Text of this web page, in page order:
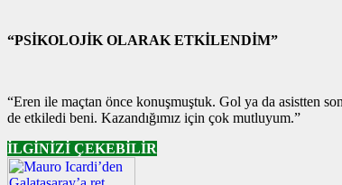
“PSİKOLOJİK OLARAK ETKİLENDİM”
“Eren ile maçtan önce konuşmuştuk. Gol ya da asistten
de etkiledi beni. Kazandığımız için çok mutluyum.”
İLGİNİZİ ÇEKEBİLİR